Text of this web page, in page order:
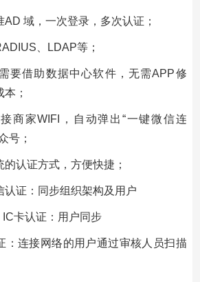
域，一次登录，多次认证；
、LDAP等；
要借助数据中心软件，无需APP修
；
商家WIFI，自动弹出“一键微信连
号；
认证方式，方便快捷；
认证：同步组织架构及用户
卡认证：用户同步
：连接网络的用户通过审核人员扫描